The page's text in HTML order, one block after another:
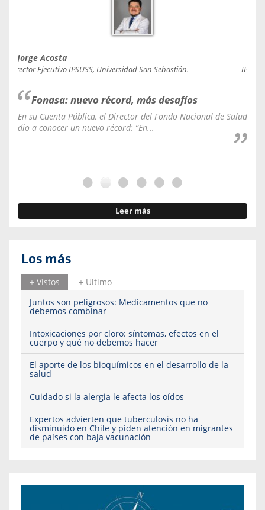
Jorge Acosta
Director Ejecutivo IPSUSS, Universidad San Sebastián.
Fonasa: nuevo récord, más desafíos
En su Cuenta Pública, el Director del Fondo Nacional de Salud
dio a conocer un nuevo récord: “En...
Leer más
Los más
+ Vistos
+ Ultimo
Juntos son peligrosos: Medicamentos que no
debemos combinar
Intoxicaciones por cloro: síntomas, efectos en el
cuerpo y qué no debemos hacer
El aporte de los bioquímicos en el desarrollo de la
salud
Cuidado si la alergia le afecta los oídos
Expertos advierten que tuberculosis no ha
disminuido en Chile y piden atención en migrantes
de países con baja vacunación